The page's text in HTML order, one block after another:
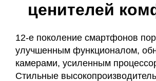
ценителей
12-е поколение смартфонов
улучшенным функционалом,
камерами, усиленным
Стильные